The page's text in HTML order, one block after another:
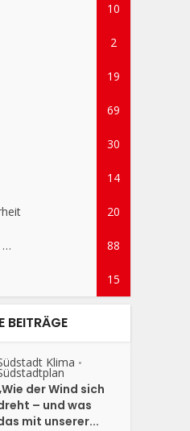
10
2
19
69
30
14
20
… 88
15
BEITRÄGE
Klima •
der Wind sich
– und was
mit unserer...